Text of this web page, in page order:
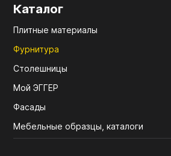
Каталог
Плитные материалы
Фурнитура
Столешницы
Мой ЭГГЕР
Фасады
Мебельные образцы, каталоги